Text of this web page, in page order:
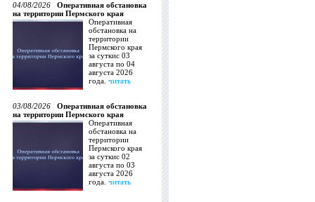
04/08/2026
Оперативная обстановка
на территории Пермского края
Оперативная
обстановка на
территории
Пермского края
за суткис 03
августа по 04
августа 2026
года. читать
03/08/2026
Оперативная обстановка
на территории Пермского края
Оперативная
обстановка на
территории
Пермского края
за суткис 02
августа по 03
августа 2026
года. читать